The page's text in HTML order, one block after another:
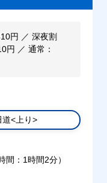
円 ／ 深夜割
円 ／ 通常：
道<上り>
間：1時間2分）